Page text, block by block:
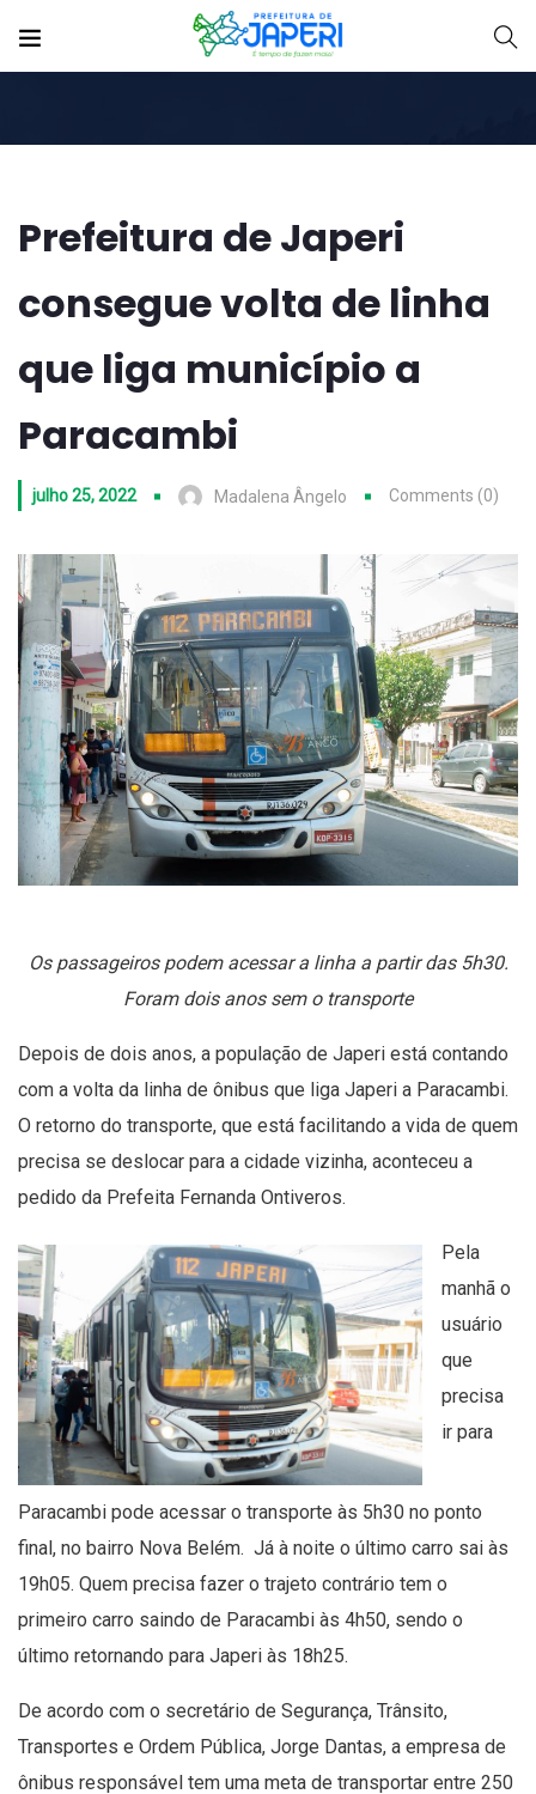
Prefeitura de Japeri
consegue volta de linha
que liga município a
Paracambi
julho 25, 2022 Madalena Ângelo Comments (0)
Os passageiros podem acessar a linha a partir das 5h30.
Foram dois anos sem o transporte
Depois de dois anos, a população de Japeri está contando
com a volta da linha de ônibus que liga Japeri a Paracambi.
O retorno do transporte, que está facilitando a vida de quem
precisa se deslocar para a cidade vizinha, aconteceu a
pedido da Prefeita Fernanda Ontiveros.
Pela
manhã o
usuário
que
precisa
ir para
Paracambi pode acessar o transporte às 5h30 no ponto
final, no bairro Nova Belém. Já à noite o último carro sai às
19h05. Quem precisa fazer o trajeto contrário tem o
primeiro carro saindo de Paracambi às 4h50, sendo o
último retornando para Japeri às 18h25.
De acordo com o secretário de Segurança, Trânsito,
Transportes e Ordem Pública, Jorge Dantas, a empresa de
ônibus responsável tem uma meta de transportar entre 250